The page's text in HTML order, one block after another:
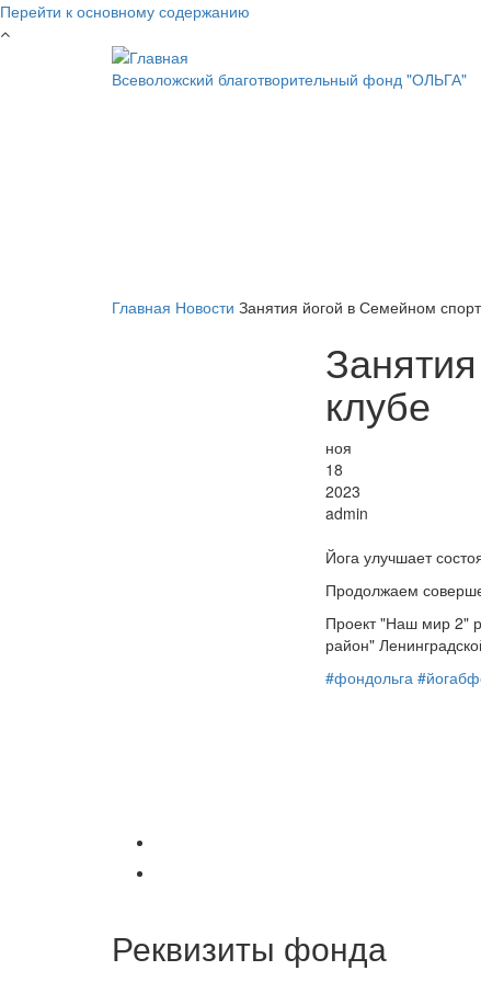
Перейти к основному содержанию
Всеволожский благотворительный фонд "ОЛЬГА"
Главная Новости Занятия йогой в Семейном
клубе
ноя
18
2023
admin
Йога улучшает
Продолжаем
Проект "Наш мир 2"
район"
#фондольга
Реквизиты фонда